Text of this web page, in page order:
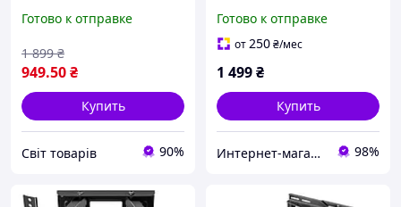
телевизоров 26-55
решение для монтажа
Готово к отправке
949.50₴
1 899 ₴
Купить
Cвіт товарів 90%
Настенное крепление для
ТВ M-55
Готово к отправке
от250₴/мес
1 499₴
Купить
Интернет-магазин «Gadgetarium» 98%